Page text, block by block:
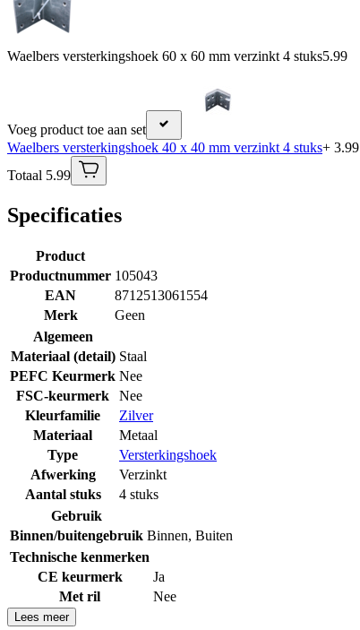
Waelbers versterkingshoek 60 x 60 mm verzinkt 4 stuks5.99
Voeg product toe aan set
Waelbers versterkingshoek 40 x 40 mm verzinkt 4 stuks+ 3.99
Totaal 5.99
Specificaties
Product
Productnummer 105043
EAN
8712513061554
Merk
Geen
Algemeen
Materiaal (detail) Staal
PEFC Keurmerk Nee
FSC-keurmerk
Nee
Kleurfamilie
Zilver
Materiaal
Metaal
Type
Versterkingshoek
Afwerking
Verzinkt
Aantal stuks
4 stuks
Gebruik
Binnen/buitengebruik Binnen, Buiten
Technische kenmerken
CE keurmerk
Ja
Met ril
Nee
Lees meer